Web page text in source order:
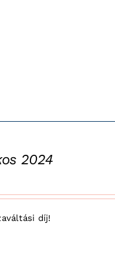
2024
díj!